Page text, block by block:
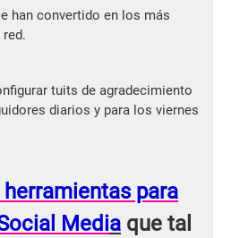
han convertido en los más
tuits de agradecimiento
diarios y para los viernes
herramientas para
Media que tal